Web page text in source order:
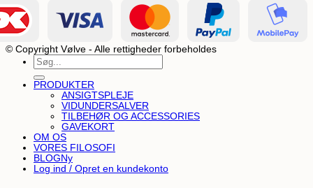
© Copyright Vølve - Alle rettigheder forbeholdes
Søg
efter:
PRODUKTER
ANSIGTSPLEJE
VIDUNDERSALVER
TILBEHØR OG ACCESSORIES
GAVEKORT
OM OS
VORES FILOSOFI
BLOG
Log ind / Opret en kundekonto